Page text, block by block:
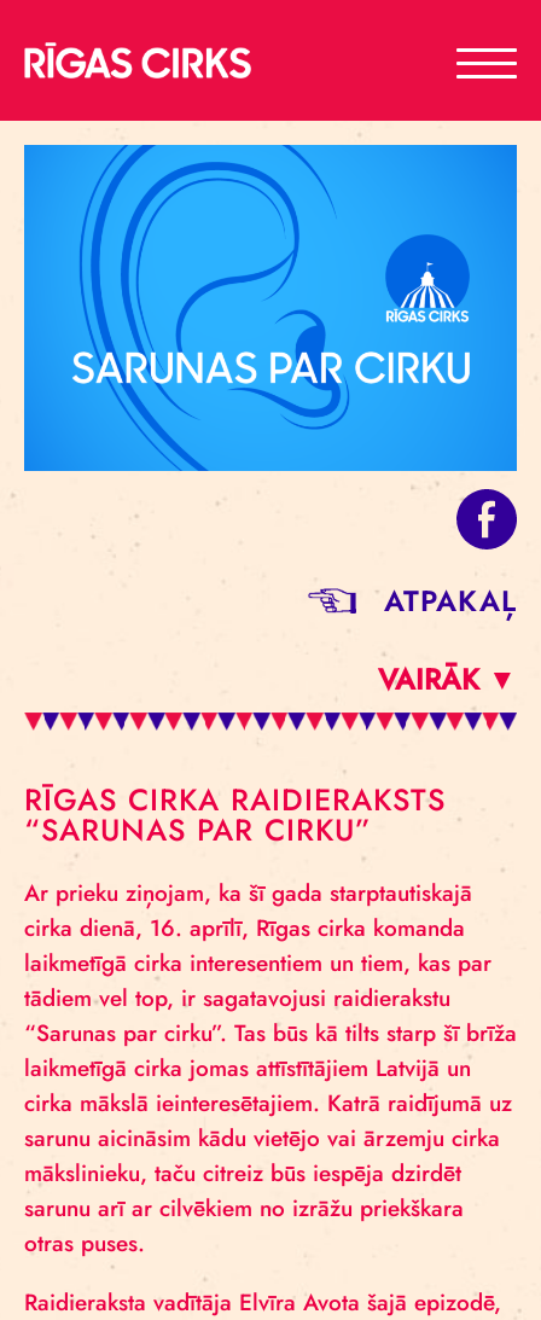
ATPAKAĻ
VAIRĀK ▼
RĪGAS CIRKA RAIDIERAKSTS
“SARUNAS PAR CIRKU”
Ar prieku ziņojam, ka šī gada starptautiskajā
cirka dienā, 16. aprīlī, Rīgas cirka komanda
laikmetīgā cirka interesentiem un tiem, kas par
tādiem vel top, ir sagatavojusi raidierakstu
“Sarunas par cirku”. Tas būs kā tilts starp šī brīža
laikmetīgā cirka jomas attīstītājiem Latvijā un
cirka mākslā ieinteresētajiem. Katrā raidījumā uz
sarunu aicināsim kādu vietējo vai ārzemju cirka
mākslinieku, taču citreiz būs iespēja dzirdēt
sarunu arī ar cilvēkiem no izrāžu priekškara
otras puses.
Raidieraksta vadītāja Elvīra Avota šajā epizodē,